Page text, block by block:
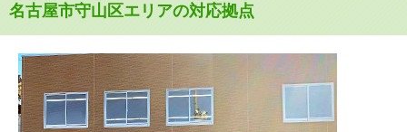
名古屋市守山区エリアの対応拠点